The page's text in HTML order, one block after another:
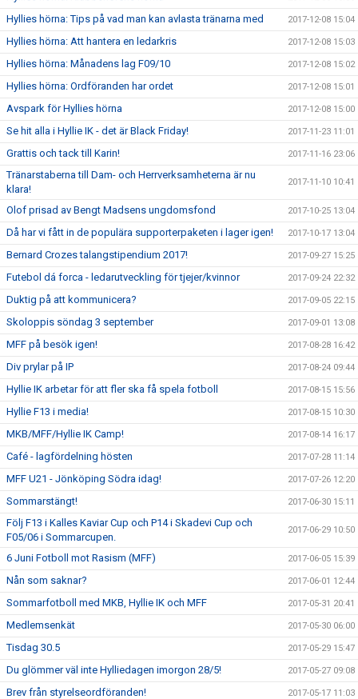
Hyllies hörna: Tips på vad man kan avlasta tränarna med 2017-12-08 15:04
Hyllies hörna: Att hantera en ledarkris 2017-12-08 15:03
Hyllies hörna: Månadens lag F09/10 2017-12-08 15:02
Hyllies hörna: Ordföranden har ordet 2017-12-08 15:01
Avspark för Hyllies hörna 2017-12-08 15:00
Se hit alla i Hyllie IK - det är Black Friday! 2017-11-23 11:01
Grattis och tack till Karin! 2017-11-16 23:06
Tränarstaberna till Dam- och Herrverksamheterna är nu
klara!
2017-11-10 10:41
Olof prisad av Bengt Madsens ungdomsfond 2017-10-25 13:04
Då har vi fått in de populära supporterpaketen i lager igen! 2017-10-17 13:04
Bernard Crozes talangstipendium 2017! 2017-09-27 15:25
Futebol dá forca - ledarutveckling för tjejer/kvinnor 2017-09-24 22:32
Duktig på att kommunicera? 2017-09-05 22:15
Skoloppis söndag 3 september 2017-09-01 13:08
MFF på besök igen! 2017-08-28 16:42
Div prylar på IP 2017-08-24 09:44
Hyllie IK arbetar för att fler ska få spela fotboll 2017-08-15 15:56
Hyllie F13 i media! 2017-08-15 10:30
MKB/MFF/Hyllie IK Camp! 2017-08-14 16:17
Café - lagfördelning hösten 2017-07-28 11:14
MFF U21 - Jönköping Södra idag! 2017-07-26 12:20
Sommarstängt! 2017-06-30 15:11
Följ F13 i Kalles Kaviar Cup och P14 i Skadevi Cup och
F05/06 i Sommarcupen.
2017-06-29 10:50
6 Juni Fotboll mot Rasism (MFF) 2017-06-05 15:39
Nån som saknar? 2017-06-01 12:44
Sommarfotboll med MKB, Hyllie IK och MFF 2017-05-31 20:41
Medlemsenkät 2017-05-30 06:00
Tisdag 30.5 2017-05-29 15:47
Du glömmer väl inte Hylliedagen imorgon 28/5! 2017-05-27 09:08
Brev från styrelseordföranden! 2017-05-17 11:03